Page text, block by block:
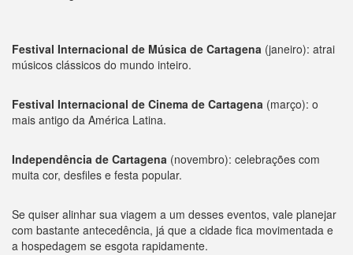
Festival Internacional de Música de Cartagena (janeiro): atrai
músicos clássicos do mundo inteiro.
Festival Internacional de Cinema de Cartagena (março): o
mais antigo da América Latina.
Independência de Cartagena (novembro): celebrações com
muita cor, desfiles e festa popular.
Se quiser alinhar sua viagem a um desses eventos, vale planejar
com bastante antecedência, já que a cidade fica movimentada e
a hospedagem se esgota rapidamente.